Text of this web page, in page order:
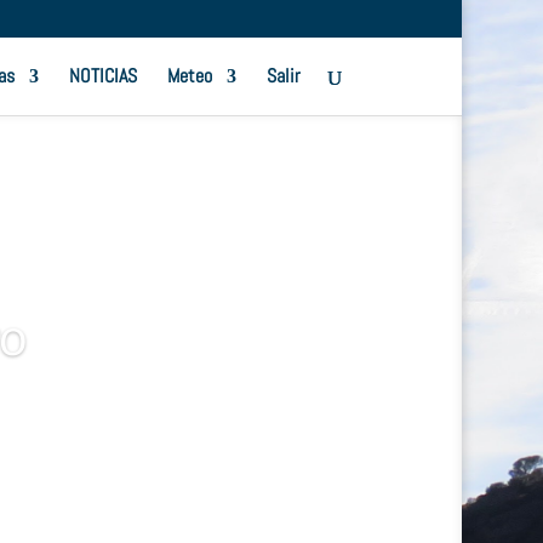
NOTICIAS Meteo Salir